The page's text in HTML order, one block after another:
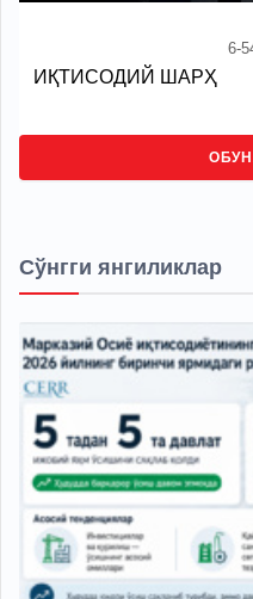
6-
ИҚТИСОДИЙ ШАРҲ
Сўнгги янгиликлар